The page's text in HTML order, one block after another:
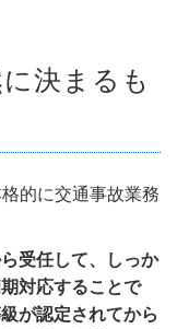
決まるも
的に交通事故業務
受任して、しっか
対応することで
が認定されてから